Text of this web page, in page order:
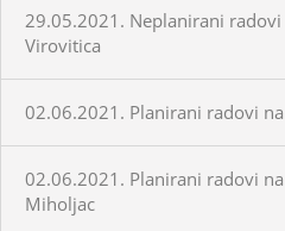
29.05.2021. Neplanirani
Virovitica
02.06.2021. Planirani radovi
02.06.2021. Planirani radovi
Miholjac